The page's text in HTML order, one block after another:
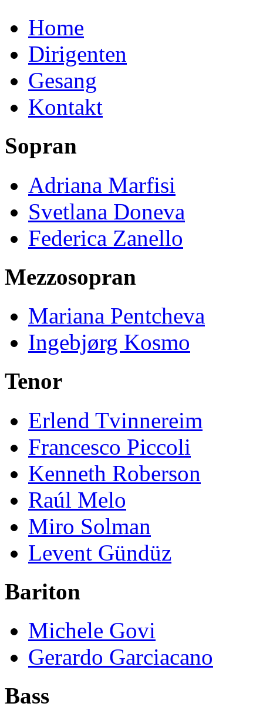
Home
Dirigenten
Gesang
Kontakt
Sopran
Adriana Marfisi
Svetlana Doneva
Federica Zanello
Mezzosopran
Mariana Pentcheva
Ingebjørg Kosmo
Tenor
Erlend Tvinnereim
Francesco Piccoli
Kenneth Roberson
Raúl Melo
Miro Solman
Levent Gündüz
Bariton
Michele Govi
Gerardo Garciacano
Bass